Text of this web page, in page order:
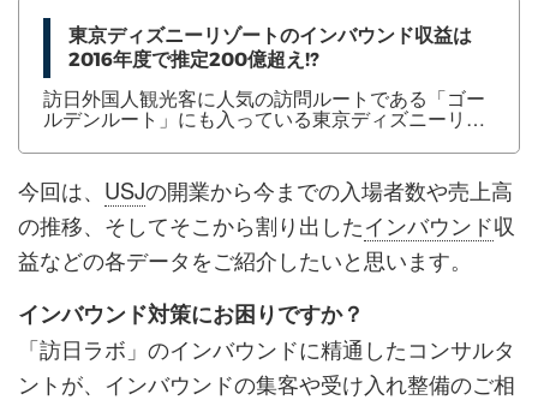
東京ディズニーリゾートのインバウンド収益は
2016年度で推定200億超え!?
訪日外国人観光客に人気の訪問ルートである「ゴー
ルデンルート」にも入っている東京ディズニーリゾ
プロフィールから、東京ディズニーリゾートのイン
バウンド収益を見てみます。 目次訪日外国人の来場
者比率は近年増加傾向訪日外国人来園ゲスト数は、
たった4年で倍の160万人弱まで急増インバウンド収
益も4年で倍の172億円（推定）順調に伸びていけば
2016年のインバウンド収益200億超えも可能まと
め：インバウンドにおける「定番化」することの重
要性訪日外国人の来場...
今回は、 USJの開業から今までの入場者数や売上高
の推移、そしてそこから割り出したインバウンド収
益などの各データをご紹介したいと思います。
インバウンド対策にお困りですか？
「訪日ラボ」のインバウンドに精通したコンサルタ
ントが、インバウンドの集客や受け入れ整備のご相